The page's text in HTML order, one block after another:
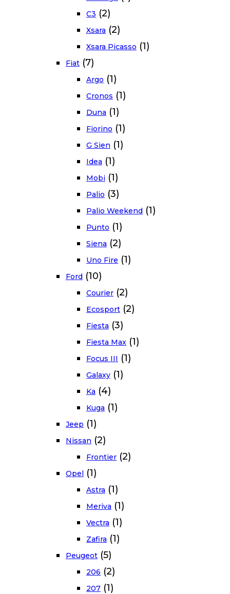
C3 (2)
Xsara (2)
Xsara Picasso (1)
Fiat (7)
Argo (1)
Cronos (1)
Duna (1)
Fiorino (1)
G Sien (1)
Idea (1)
Mobi (1)
Palio (3)
Palio Weekend (1)
Punto (1)
Siena (2)
Uno Fire (1)
Ford (10)
Courier (2)
Ecosport (2)
Fiesta (3)
Fiesta Max (1)
Focus III (1)
Galaxy (1)
Ka (4)
Kuga (1)
Jeep (1)
Nissan (2)
Frontier (2)
Opel (1)
Astra (1)
Meriva (1)
Vectra (1)
Zafira (1)
Peugeot (5)
206 (2)
207 (1)